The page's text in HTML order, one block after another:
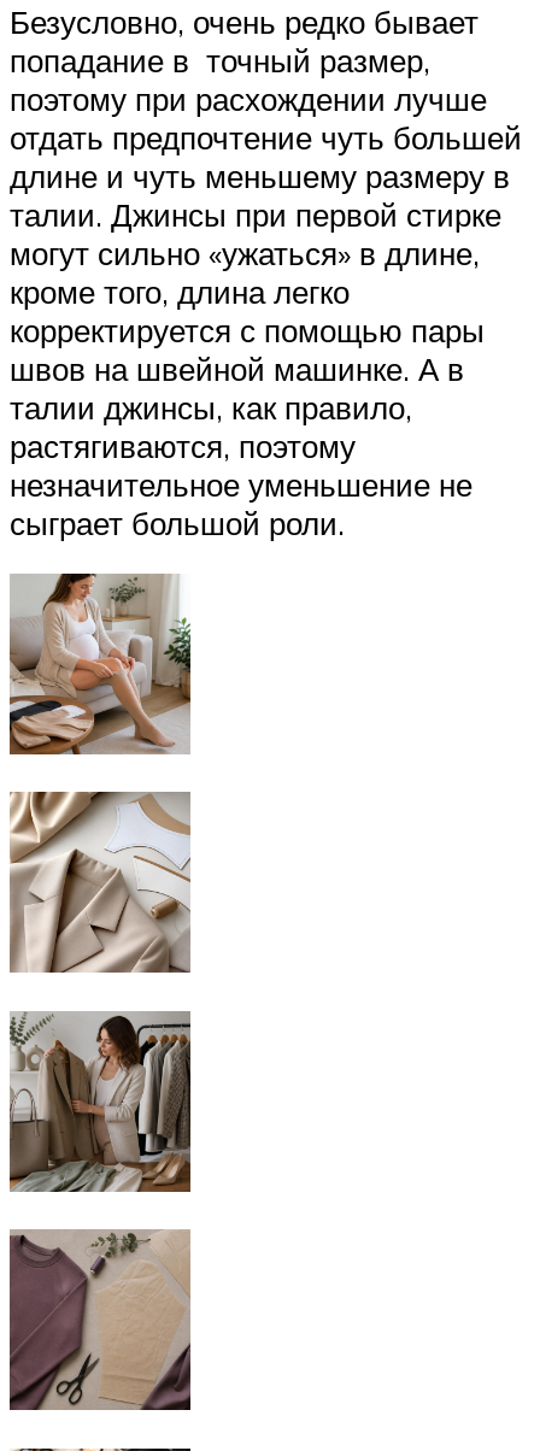
Безусловно, очень редко бывает
попадание в точный размер,
поэтому при расхождении лучше
отдать предпочтение чуть большей
длине и чуть меньшему размеру в
талии. Джинсы при первой стирке
могут сильно «ужаться» в длине,
кроме того, длина легко
корректируется с помощью пары
швов на швейной машинке. А в
талии джинсы, как правило,
растягиваются, поэтому
незначительное уменьшение не
сыграет большой роли.